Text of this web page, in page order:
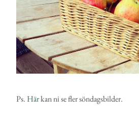
Ps. Härkan ni se fler söndagsbilder.